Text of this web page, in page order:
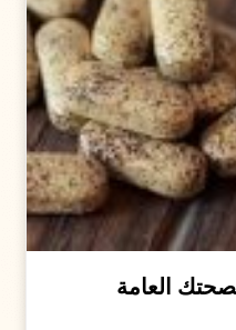
العامة